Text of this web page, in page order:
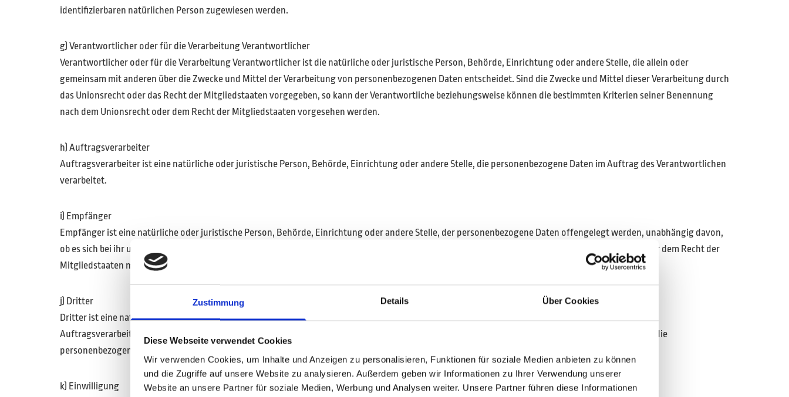
Zustimmung Details Über Cookies
Diese Webseite verwendet Cookies
Wir verwenden Cookies, um Inhalte und Anzeigen zu personalisieren, Funktionen für soziale Medien anbieten zu können
und die Zugriffe auf unsere Website zu analysieren. Außerdem geben wir Informationen zu Ihrer Verwendung unserer
Website an unsere Partner für soziale Medien, Werbung und Analysen weiter. Unsere Partner führen diese Informationen
identifizierbaren natürlichen Person zugewiesen werden.
g) Verantwortlicher oder für die Verarbeitung Verantwortlicher
Verantwortlicher oder für die Verarbeitung Verantwortlicher ist die natürliche oder juristische Person, Behörde, Einrichtung oder andere Stelle, die allein oder
gemeinsam mit anderen über die Zwecke und Mittel der Verarbeitung von personenbezogenen Daten entscheidet. Sind die Zwecke und Mittel dieser Verarbeitung durch
das Unionsrecht oder das Recht der Mitgliedstaaten vorgegeben, so kann der Verantwortliche beziehungsweise können die bestimmten Kriterien seiner Benennung
nach dem Unionsrecht oder dem Recht der Mitgliedstaaten vorgesehen werden.
h) Auftragsverarbeiter
Auftragsverarbeiter ist eine natürliche oder juristische Person, Behörde, Einrichtung oder andere Stelle, die personenbezogene Daten im Auftrag des Verantwortlichen
verarbeitet.
i) Empfänger
Empfänger ist eine natürliche oder juristische Person, Behörde, Einrichtung oder andere Stelle, der personenbezogene Daten offengelegt werden, unabhängig davon,
ob es sich bei ihr um einen Dritten handelt oder nicht. Behörden, die im Rahmen eines bestimmten Untersuchungsauftrags nach dem Unionsrecht oder dem Recht der
Mitgliedstaaten möglicherweise personenbezogene Daten erhalten, gelten jedoch nicht als Empfänger.
j) Dritter
Dritter ist eine natürliche oder juristische Person, Behörde, Einrichtung oder andere Stelle außer der betroffenen Person, dem Verantwortlichen, dem
Auftragsverarbeiter und den Personen, die unter der unmittelbaren Verantwortung des Verantwortlichen oder des Auftragsverarbeiters befugt sind, die
personenbezogenen Daten zu verarbeiten.
k) Einwilligung